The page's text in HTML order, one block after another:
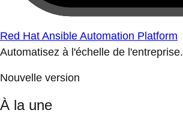
Red Hat Ansible Automation Platform
Automatisez à l'échelle de l'entreprise.
Nouvelle version
À la une